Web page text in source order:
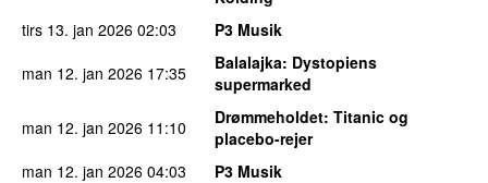
tirs 13. jan 2026 02:03
P3 Musik
man 12. jan 2026 17:35 Balalajka: Dystopiens
supermarked
man 12. jan 2026 11:10 Drømmeholdet: Titanic og
placebo-rejer
man 12. jan 2026 04:03
P3 Musik